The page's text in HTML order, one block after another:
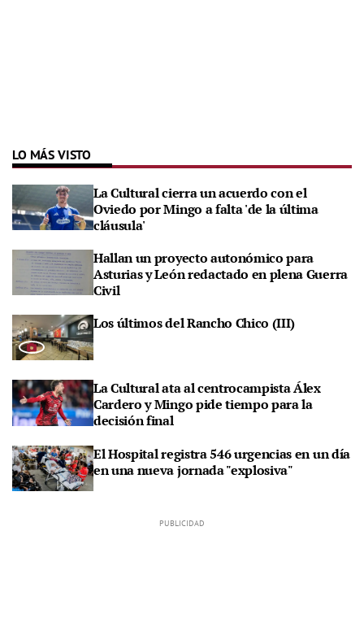
LO MÁS VISTO
La Cultural cierra un acuerdo con el
Oviedo por Mingo a falta 'de la última
cláusula'
Hallan un proyecto autonómico para
Asturias y León redactado en plena Guerra
Civil
Los últimos del Rancho Chico (III)
La Cultural ata al centrocampista Álex
Cardero y Mingo pide tiempo para la
decisión final
El Hospital registra 546 urgencias en un día
en una nueva jornada "explosiva"